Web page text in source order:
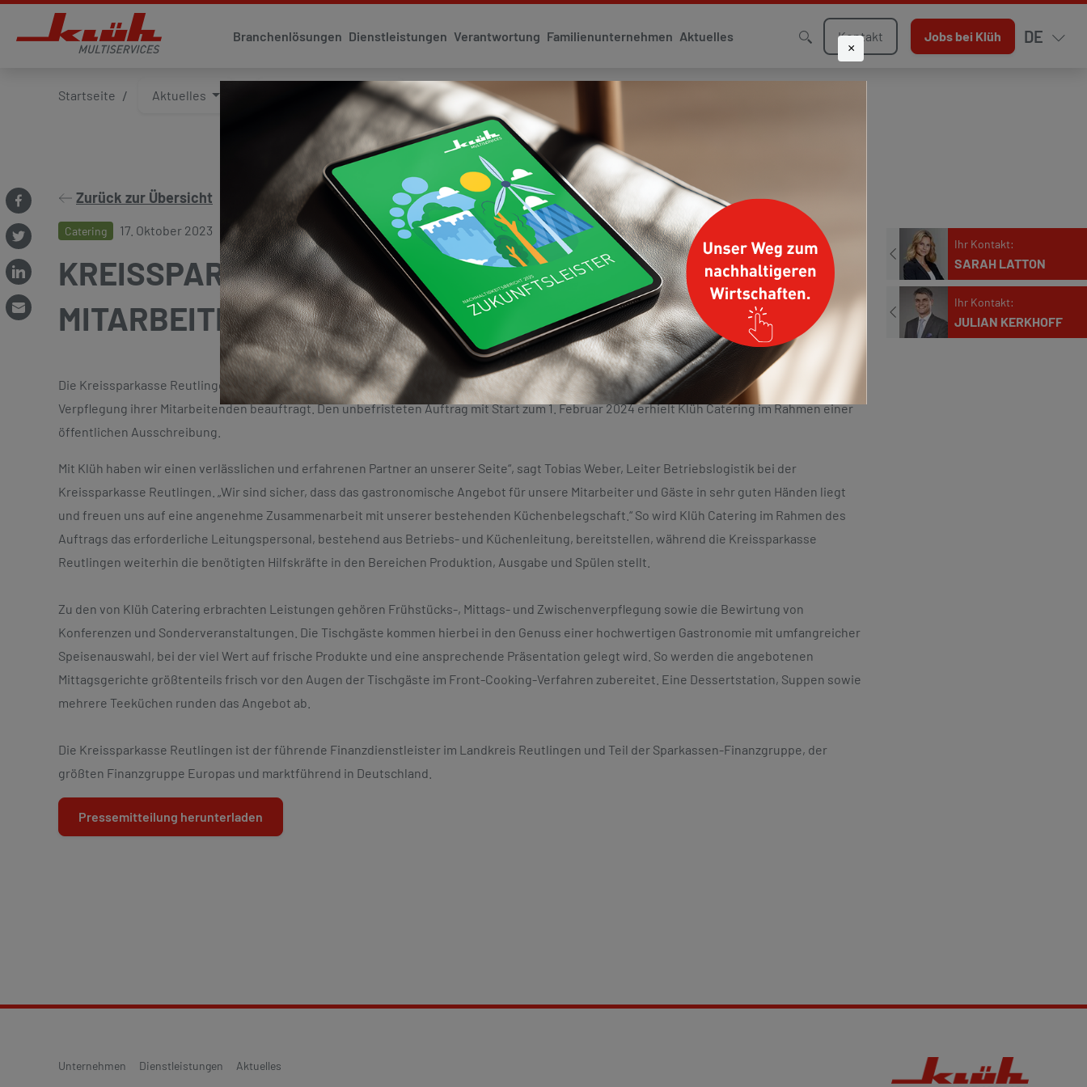
Branchenlösungen Dienstleistungen Verantwortung Familienunternehmen Aktuelles Kontakt Jobs bei Klüh DE
Startseite Aktuelles Presse und Medien
Zurück zur Übersicht
Catering 17. Oktober 2023
KREISSPARKASSE REUTLINGEN BEAUFTRAGT KLÜH MIT
MITARBEITERVERPFLEGUNG
Die Kreissparkasse Reutlingen hat die Catering-Sparte des Multiservice-Anbieters Klüh mit der bisher in Eigenregie vorgenommenen
Verpflegung ihrer Mitarbeitenden beauftragt. Den unbefristeten Auftrag mit Start zum 1. Februar 2024 erhielt Klüh Catering im Rahmen einer
öffentlichen Ausschreibung.
Mit Klüh haben wir einen verlässlichen und erfahrenen Partner an unserer Seite“, sagt Tobias Weber, Leiter Betriebslogistik bei der
Kreissparkasse Reutlingen. „Wir sind sicher, dass das gastronomische Angebot für unsere Mitarbeiter und Gäste in sehr guten Händen liegt
und freuen uns auf eine angenehme Zusammenarbeit mit unserer bestehenden Küchenbelegschaft.“ So wird Klüh Catering im Rahmen des
Auftrags das erforderliche Leitungspersonal, bestehend aus Betriebs- und Küchenleitung, bereitstellen, während die Kreissparkasse
Reutlingen weiterhin die benötigten Hilfskräfte in den Bereichen Produktion, Ausgabe und Spülen stellt.
Zu den von Klüh Catering erbrachten Leistungen gehören Frühstücks-, Mittags- und Zwischenverpflegung sowie die Bewirtung von
Konferenzen und Sonderveranstaltungen. Die Tischgäste kommen hierbei in den Genuss einer hochwertigen Gastronomie mit umfangreicher
Speisenauswahl, bei der viel Wert auf frische Produkte und eine ansprechende Präsentation gelegt wird. So werden die angebotenen
Mittagsgerichte größtenteils frisch vor den Augen der Tischgäste im Front-Cooking-Verfahren zubereitet. Eine Dessertstation, Suppen sowie
mehrere Teeküchen runden das Angebot ab.
Die Kreissparkasse Reutlingen ist der führende Finanzdienstleister im Landkreis Reutlingen und Teil der Sparkassen-Finanzgruppe, der
größten Finanzgruppe Europas und marktführend in Deutschland.
Pressemitteilung herunterladen
Ihr Kontakt:
SARAH LATTON
Telefon
+49 211 9068-311
Mail
presse@klueh.de
Ihr Kontakt:
JULIAN KERKHOFF
Unternehmen Dienstleistungen Aktuelles
×